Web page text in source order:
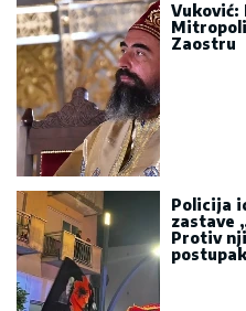
Vuković:
Zaostru
Policija
zastave
Protiv
postupak